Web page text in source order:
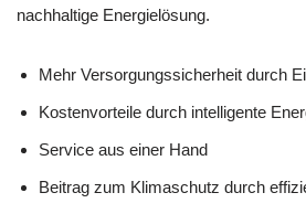
nachhaltige Energielösung.
Mehr Versorgungssicherheit durch
Kostenvorteile durch intelligente
Service aus einer Hand
Beitrag zum Klimaschutz durch